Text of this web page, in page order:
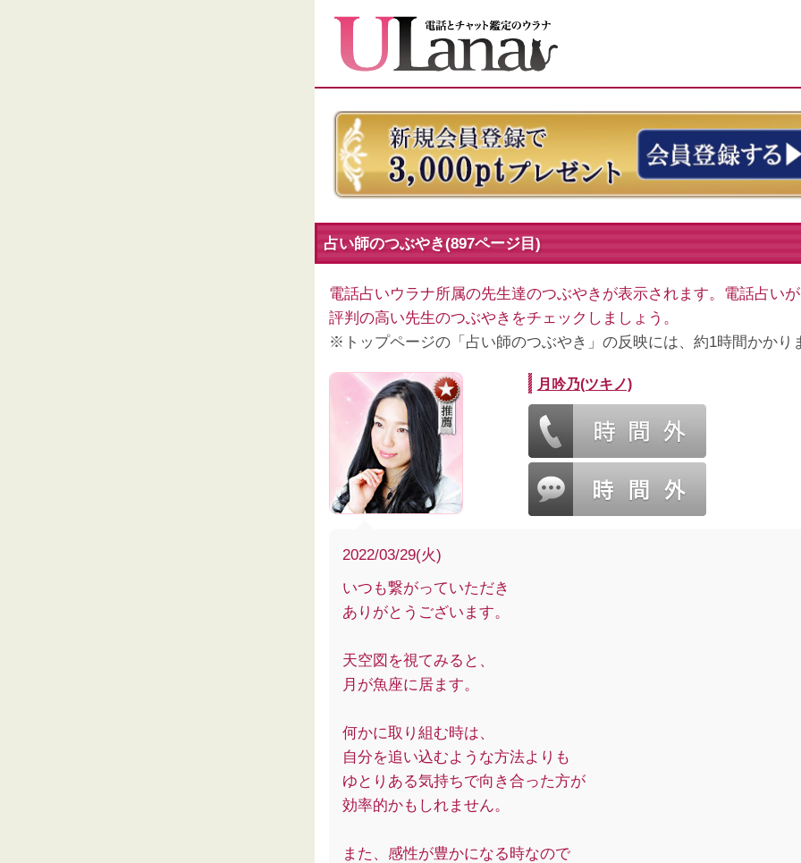
占い師のつぶやき(897ページ目)
電話占いウラナ所属の先生達のつぶやきが表示されます。電話占い
評判の高い先生のつぶやきをチェックしましょう。
※トップページの「占い師のつぶやき」の反映には、約1時間かかり
月吟乃(ツキノ)
2022/03/29(火)
いつも繋がっていただき
ありがとうございます。
天空図を視てみると、
月が魚座に居ます。
何かに取り組む時は、
自分を追い込むような方法よりも
ゆとりある気持ちで向き合った方が
効率的かもしれません。
また、感性が豊かになる時なので